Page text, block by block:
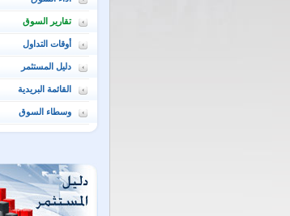
تقارير السوق
أوقات التداول
دليل المستثمر
القائمة البريدية
وسطاء السوق